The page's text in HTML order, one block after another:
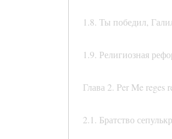
1.8. Ты победил,
1.9. Религиозная
Глава 2. Per Me reges
2.1. Братство